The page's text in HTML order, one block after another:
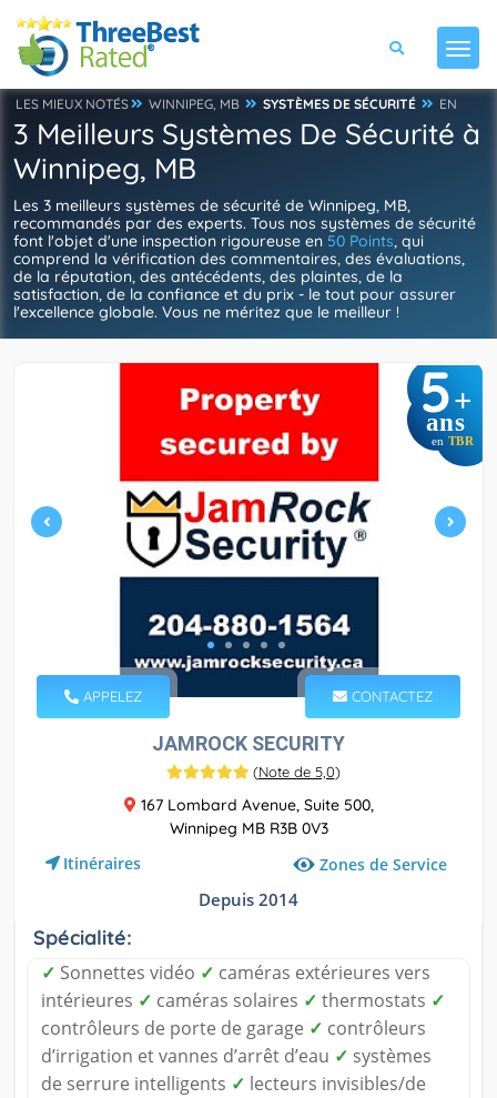
LES MIEUX NOTÉS WINNIPEG, MB SYSTÈMES DE SÉCURITÉ EN
3 Meilleurs Systèmes De Sécurité à
Winnipeg, MB
Les 3 meilleurs systèmes de sécurité de Winnipeg, MB,
recommandés par des experts. Tous nos systèmes de sécurité
font l'objet d'une inspection rigoureuse en 50 Points, qui
comprend la vérification des commentaires, des évaluations,
de la réputation, des antécédents, des plaintes, de la
satisfaction, de la confiance et du prix - le tout pour assurer
l'excellence globale. Vous ne méritez que le meilleur !
5+
ans
en TBR
APPELEZ CONTACTEZ
JAMROCK SECURITY
(Note de 5,0)
167 Lombard Avenue, Suite 500,
Winnipeg MB R3B 0V3
Itinéraires Zones de Service
Depuis 2014
Spécialité:
✓ Sonnettes vidéo ✓ caméras extérieures vers
intérieures ✓ caméras solaires ✓ thermostats ✓
contrôleurs de porte de garage ✓ contrôleurs
d’irrigation et vannes d’arrêt d’eau ✓ systèmes
de serrure intelligents ✓ lecteurs invisibles/de